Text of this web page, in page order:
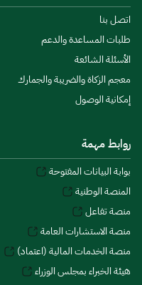
اتصل بنا
طلبات المساعدة والدعم
الأسئلة الشائعة
معجم الزكاة والضريبة والجمارك
إمكانية الوصول
روابط مهمة
بوابة البيانات المفتوحة
المنصة الوطنية
منصة تفاعل
منصة الاستشارات العامة
منصة الخدمات المالية (اعتماد)
هيئة الخبراء بمجلس الوزراء